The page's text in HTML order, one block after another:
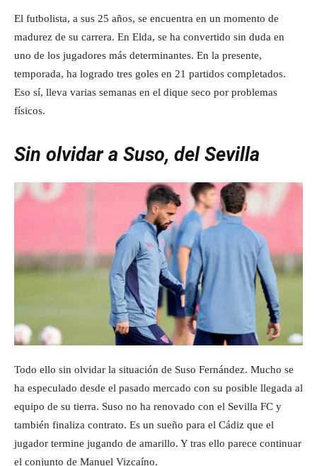
El futbolista, a sus 25 años, se encuentra en un momento de
madurez de su carrera. En Elda, se ha convertido sin duda en
uno de los jugadores más determinantes. En la presente,
temporada, ha logrado tres goles en 21 partidos completados.
Eso sí, lleva varias semanas en el dique seco por problemas
físicos.
Sin olvidar a Suso, del Sevilla
Todo ello sin olvidar la situación de Suso Fernández. Mucho se
ha especulado desde el pasado mercado con su posible llegada al
equipo de su tierra. Suso no ha renovado con el Sevilla FC y
también finaliza contrato. Es un sueño para el Cádiz que el
jugador termine jugando de amarillo. Y tras ello parece continuar
el conjunto de Manuel Vizcaíno.